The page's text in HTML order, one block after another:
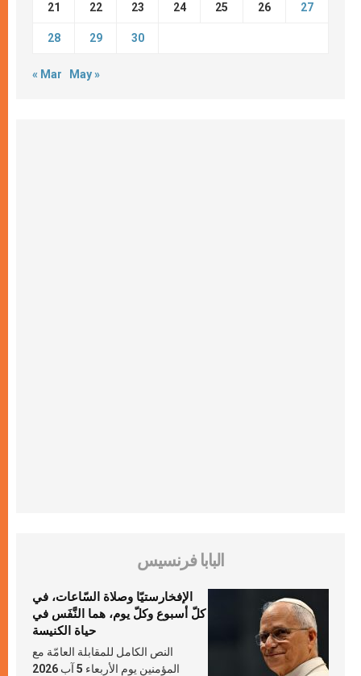
21 22 23 24 25 26 27
28 29 30
« Mar May »
البابا فرنسيس
الإفخارستيّا وصلاة السّاعات، في
كلّ أسبوع وكلّ يوم، هما النَّفَس في
حياة الكنيسة
النص الكامل للمقابلة العامّة مع
المؤمنين يوم الأربعاء 5 آب 2026